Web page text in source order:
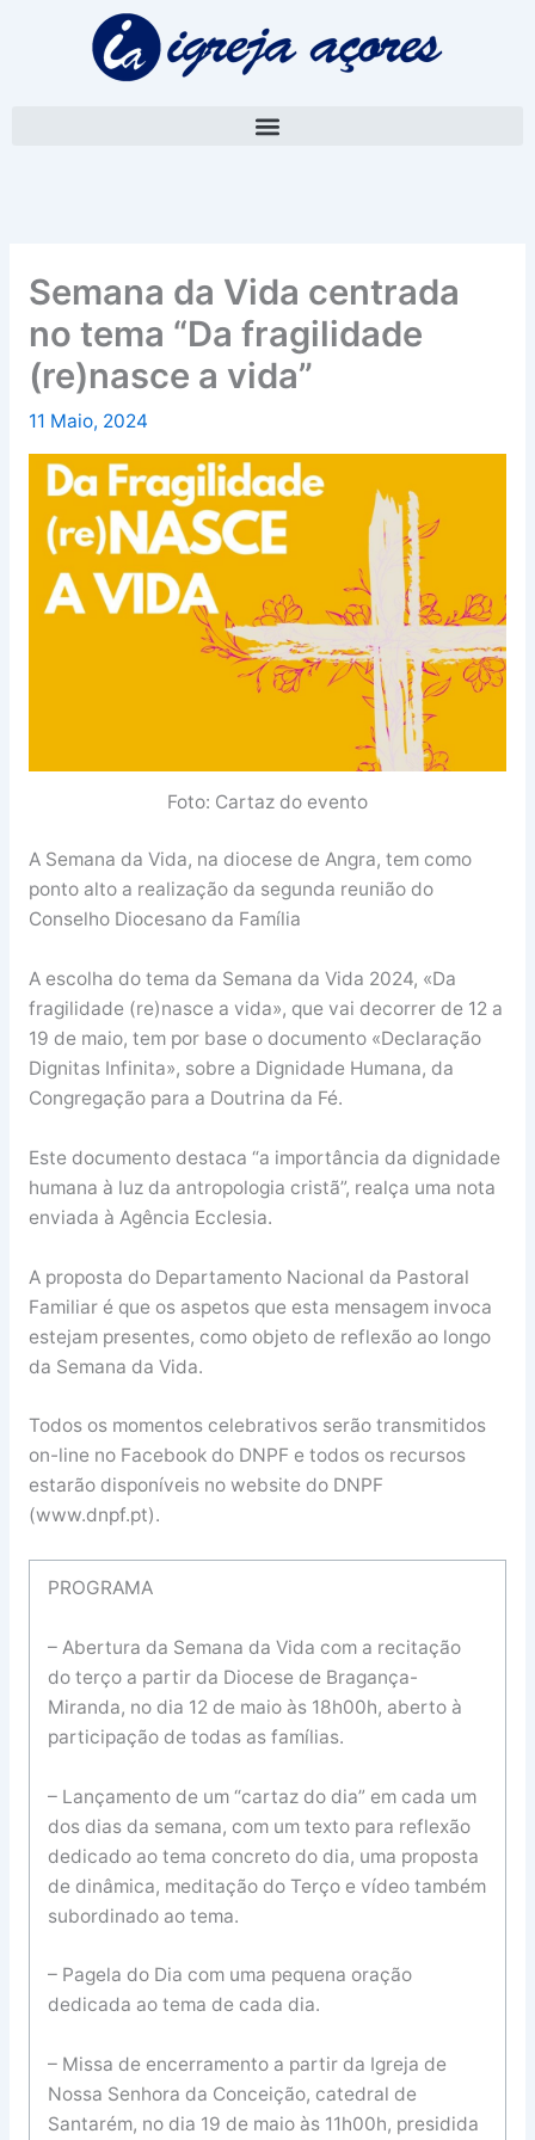
Semana da Vida centrada
no tema “Da fragilidade
(re)nasce a vida”
11 Maio, 2024
Foto: Cartaz do evento
A Semana da Vida, na diocese de Angra, tem como
ponto alto a realização da segunda reunião do
Conselho Diocesano da Família
A escolha do tema da Semana da Vida 2024, «Da
fragilidade (re)nasce a vida», que vai decorrer de 12 a
19 de maio, tem por base o documento «Declaração
Dignitas Infinita», sobre a Dignidade Humana, da
Congregação para a Doutrina da Fé.
Este documento destaca “a importância da dignidade
humana à luz da antropologia cristã”, realça uma nota
enviada à Agência Ecclesia.
A proposta do Departamento Nacional da Pastoral
Familiar é que os aspetos que esta mensagem invoca
estejam presentes, como objeto de reflexão ao longo
da Semana da Vida.
Todos os momentos celebrativos serão transmitidos
on-line no Facebook do DNPF e todos os recursos
estarão disponíveis no website do DNPF
(www.dnpf.pt).
PROGRAMA
– Abertura da Semana da Vida com a recitação
do terço a partir da Diocese de Bragança-
Miranda, no dia 12 de maio às 18h00h, aberto à
participação de todas as famílias.
– Lançamento de um “cartaz do dia” em cada um
dos dias da semana, com um texto para reflexão
dedicado ao tema concreto do dia, uma proposta
de dinâmica, meditação do Terço e vídeo também
subordinado ao tema.
– Pagela do Dia com uma pequena oração
dedicada ao tema de cada dia.
– Missa de encerramento a partir da Igreja de
Nossa Senhora da Conceição, catedral de
Santarém, no dia 19 de maio às 11h00h, presidida